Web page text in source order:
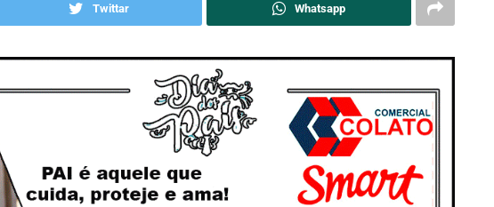
Twittar Whatsapp